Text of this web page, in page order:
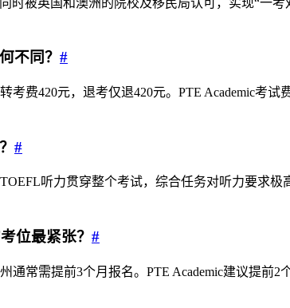
不同？ #
考费420元，退考仅退420元。PTE Academic考
#
听力贯穿整个考试，综合任务对听力要求
位最紧张？ #
通常需提前3个月报名。PTE Academic建议提